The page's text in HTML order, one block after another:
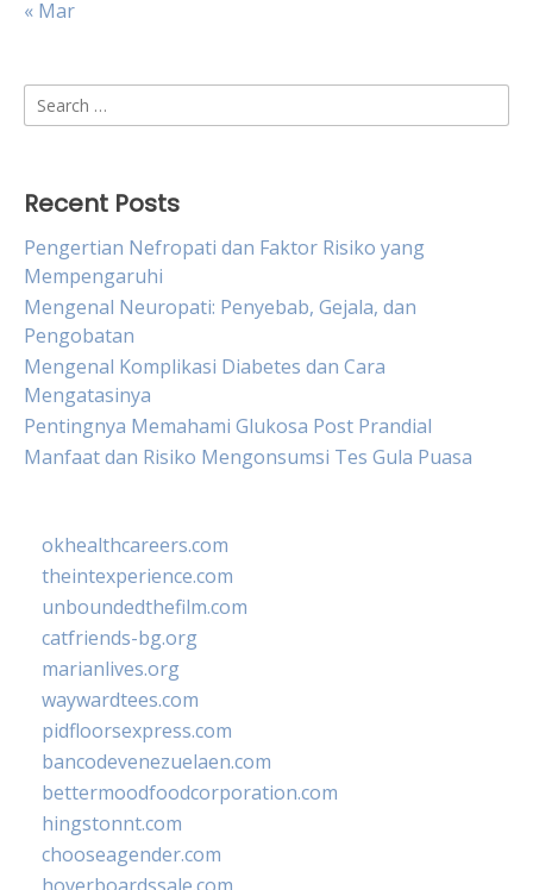
« Mar
Search
for:
Recent Posts
Pengertian Nefropati dan Faktor Risiko yang
Mempengaruhi
Mengenal Neuropati: Penyebab, Gejala, dan
Pengobatan
Mengenal Komplikasi Diabetes dan Cara
Mengatasinya
Pentingnya Memahami Glukosa Post Prandial
Manfaat dan Risiko Mengonsumsi Tes Gula Puasa
okhealthcareers.com
theintexperience.com
unboundedthefilm.com
catfriends-bg.org
marianlives.org
waywardtees.com
pidfloorsexpress.com
bancodevenezuelaen.com
bettermoodfoodcorporation.com
hingstonnt.com
chooseagender.com